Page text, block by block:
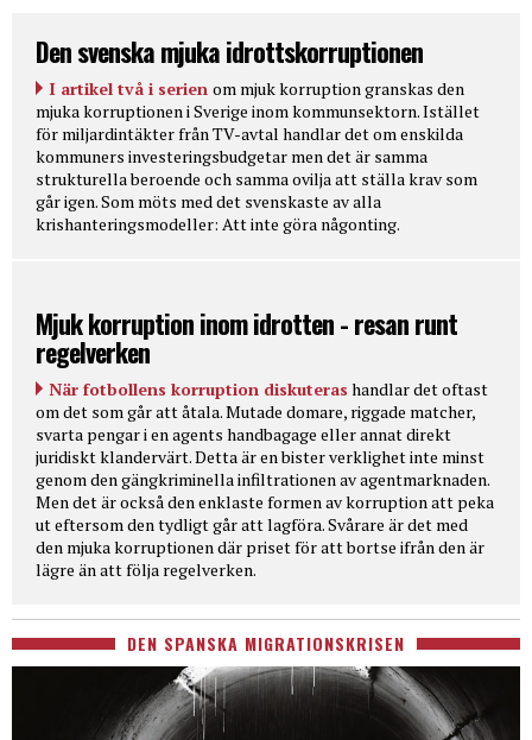
Den svenska mjuka idrottskorruptionen
I artikel två i serien om mjuk korruption granskas den
mjuka korruptionen i Sverige inom kommunsektorn. Istället
för miljardintäkter från TV-avtal handlar det om enskilda
kommuners investeringsbudgetar men det är samma
strukturella beroende och samma ovilja att ställa krav som
går igen. Som möts med det svenskaste av alla
krishanteringsmodeller: Att inte göra någonting.
Mjuk korruption inom idrotten - resan runt
regelverken
När fotbollens korruption diskuteras handlar det oftast
om det som går att åtala. Mutade domare, riggade matcher,
svarta pengar i en agents handbagage eller annat direkt
juridiskt klandervärt. Detta är en bister verklighet inte minst
genom den gängkriminella infiltrationen av agentmarknaden.
Men det är också den enklaste formen av korruption att peka
ut eftersom den tydligt går att lagföra. Svårare är det med
den mjuka korruptionen där priset för att bortse ifrån den är
lägre än att följa regelverken.
DEN SPANSKA MIGRATIONSKRISEN